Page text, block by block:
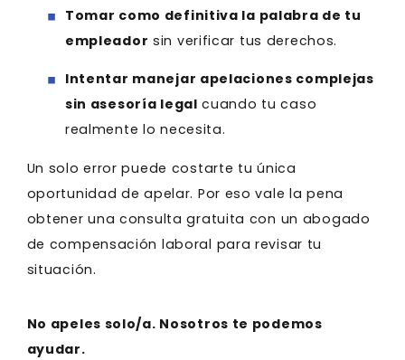
Tomar como definitiva la palabra de tu
empleador sin verificar tus derechos.
Intentar manejar apelaciones complejas
sin asesoría legal cuando tu caso
realmente lo necesita.
Un solo error puede costarte tu única
oportunidad de apelar. Por eso vale la pena
obtener una consulta gratuita con un abogado
de compensación laboral para revisar tu
situación.
No apeles solo/a. Nosotros te podemos
ayudar.